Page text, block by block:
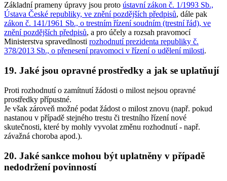
Základní prameny úpravy jsou proto ústavní zákon č. 1/1993 Sb.,
Ústava České republiky, ve znění pozdějších předpisů, dále pak
zákon č. 141/1961 Sb., o trestním řízení soudním (trestní řád), ve
znění pozdějších předpisů, a pro účely a rozsah pravomocí
Ministerstva spravedlnosti rozhodnutí prezidenta republiky č.
378/2013 Sb., o přenesení pravomoci v řízení o udělení milosti.
19. Jaké jsou opravné prostředky a jak se uplatňují
Proti rozhodnutí o zamítnutí žádosti o milost nejsou opravné
prostředky přípustné.
Je však zároveň možné podat žádost o milost znovu (např. pokud
nastanou v případě stejného trestu či trestního řízení nové
skutečnosti, které by mohly vyvolat změnu rozhodnutí - např.
závažná choroba apod.).
20. Jaké sankce mohou být uplatněny v případě
nedodržení povinností